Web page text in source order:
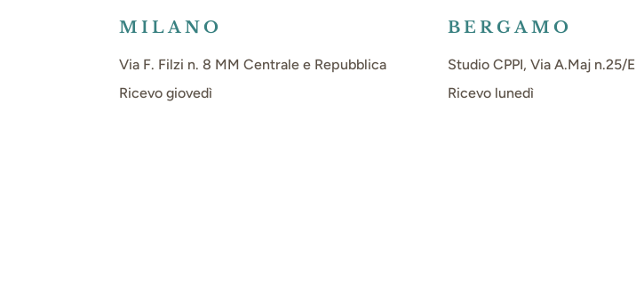
MILANO
Via F. Filzi n. 8 MM Centrale e Repubblica
Ricevo giovedì
BERGAMO
Studio CPPI, Via A.Maj n.25/E
Ricevo lunedì